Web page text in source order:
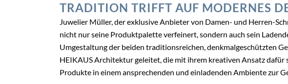
TRADITION TRIFFT AUF MODERNES
Juwelier Müller, der exklusive Anbieter von Damen- und Herren-
nicht nur seine Produktpalette verfeinert, sondern auch sein
Umgestaltung der beiden traditionsreichen, denkmalgeschützten
HEIKAUS Architektur geleitet, die mit ihrem kreativen Ansatz
Produkte in einem ansprechenden und einladenden Ambiente zur